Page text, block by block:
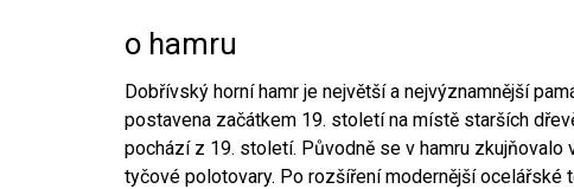
o hamru
Dobřívský horní hamr je největší a nejvýznamnější
postavena začátkem 19. století na místě starších
pochází z 19. století. Původně se v hamru
tyčové polotovary. Po rozšíření modernější ocelářské